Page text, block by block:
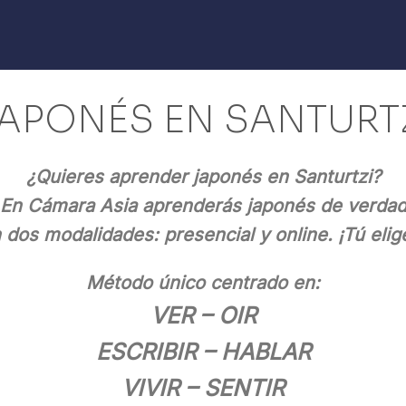
EN
¿Quieres aprender japonés en Santurtzi?
En Cámara Asia aprenderás japonés de verdad
dos modalidades: presencial y online. ¡Tú
Método único centrado en:
VER – OIR
ESCRIBIR – HABLAR
VIVIR – SENTIR